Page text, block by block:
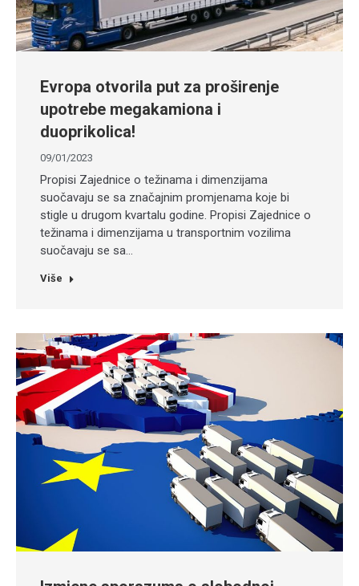
Evropa otvorila put za proširenje
upotrebe megakamiona i
duoprikolica!
09/01/2023
Propisi Zajednice o težinama i dimenzijama
suočavaju se sa značajnim promjenama koje bi
stigle u drugom kvartalu godine. Propisi Zajednice o
težinama i dimenzijama u transportnim vozilima
suočavaju se sa…
Više